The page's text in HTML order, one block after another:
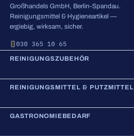
Großhandels GmbH, Berlin-Spandau.
Reinigungsmittel & Hygieneartikel —
ergiebig, wirksam, sicher.
030 365 10 65
REINIGUNGSZUBEHÖR
REINIGUNGSMITTEL & PUTZMITTEL
GASTRONOMIEBEDARF